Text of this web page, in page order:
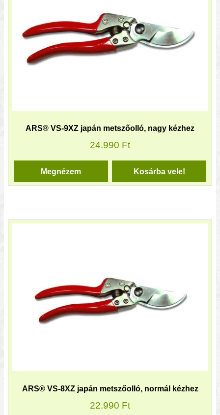
ARS® VS-9XZ japán metszőolló, nagy kézhez
24.990 Ft
Kosárba vele!
Megnézem
ARS® VS-8XZ japán metszőolló, normál kézhez
22.990 Ft